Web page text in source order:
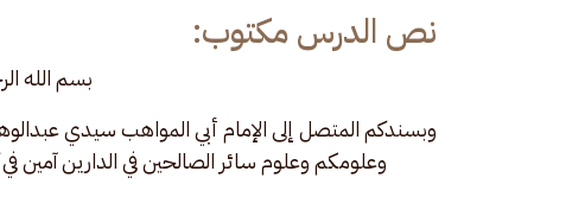
نص الدرس مكتوب:
بسم الله
وبسندكم المتصل إلى الإمام أبي المواهب سيدي
وعلومكم وعلوم سائر الصالحين في الدارين آمين